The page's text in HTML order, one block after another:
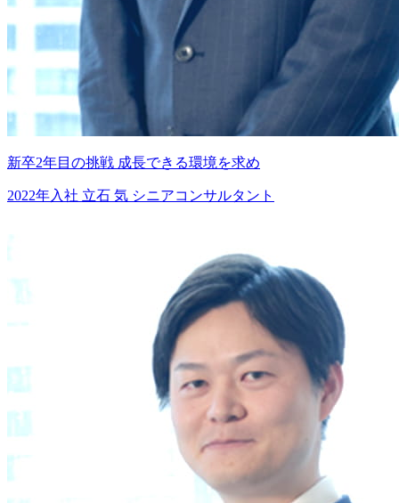
新卒2年目の挑戦 成長できる環境を求め
2022年入社 立石 気 シニアコンサルタント